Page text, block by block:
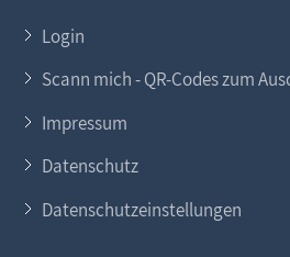
Login
Scann mich - QR-Codes zum
Impressum
Datenschutz
Datenschutzeinstellungen